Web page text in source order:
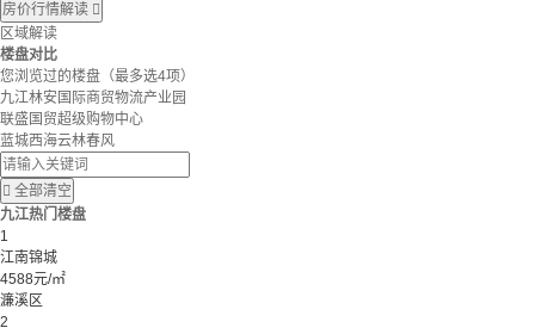
房价行情解读 
区域解读
楼盘对比
您浏览过的楼盘 （最多选4项）
九江林安国际商贸物流产业园
联盛国贸超级购物中心
蓝城西海云林春风
 全部清空
九江热门楼盘
1
江南锦城
4588元/㎡
濂溪区
2